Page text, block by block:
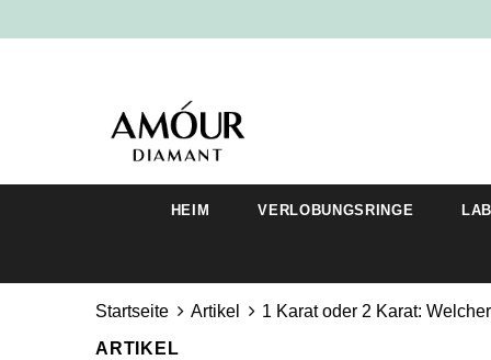
HEIM VERLOBUNGSRINGE
Startseite Artikel
1 Karat oder 2 Karat:
ARTIKEL